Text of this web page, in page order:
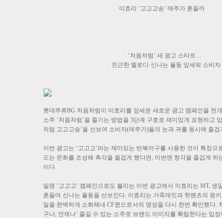
이효리 ‘고고고송’ 애주가 흔들까
ㆍ‘처음처럼’ 새 광고 스타트…
ㆍ친근한 멜로디·신나는 율동 앞세워 소비자
롯데주류BG 처음처럼이 이효리를 앞세운 새로운 광고 캠페인을 전
소주 ‘처음처럼’을 즐기는 방법을 3단계 구호로 재미있게 표현하고
처럼 고고고송’을 선보여 소비자(애주가)들의 눈과 귀를 동시에 즐
이번 광고는 ‘고고고’라는 재미있는 반복어구를 사용한 것이 특징
드는 문화를 조성해 촉각을 즐겁게 했다면, 이번엔 청각을 즐겁게
이다.
일명 ‘고고고’ 캠페인으로도 불리는 이번 광고에서 이효리는 MT,
흔들며 신나는 율동을 선보인다. 이효리는 가죽재킷과 핫팬츠의 펑
일을 완벽하게 소화해내 CF퀸으로서의 명성을 다시 한번 확인했다
구나, 언제나’ 즐길 수 있는 소주로 브랜드 이미지를 확립한다는 입